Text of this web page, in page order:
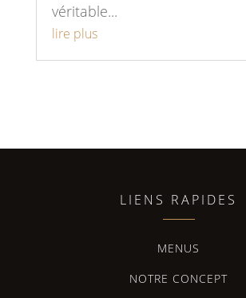
véritable...
lire plus
LIENS RAPIDES
MENUS
NOTRE CONCEPT